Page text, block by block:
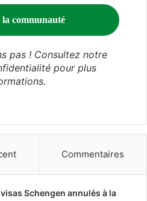
pas ! Consultez notre
pour plus
Commentaires
Schengen annulés à la